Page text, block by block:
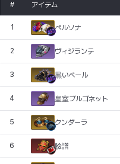
# アイテム
1 ペルソナ
2 ヴィジランテ
3 黒いベール
4 皇室ブルゴネット
5 クンダーラ
6 臉譜